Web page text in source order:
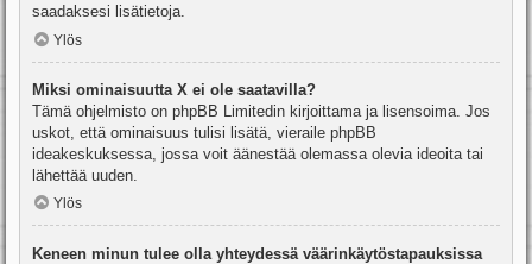
saadaksesi lisätietoja.
Ylös
Miksi ominaisuutta X ei ole saatavilla?
Tämä ohjelmisto on phpBB Limitedin kirjoittama ja lisensoima. Jos
uskot, että ominaisuus tulisi lisätä, vieraile phpBB
ideakeskuksessa , jossa voit äänestää olemassa olevia ideoita tai
lähettää uuden.
Ylös
Keneen minun tulee olla yhteydessä väärinkäytöstapauksissa